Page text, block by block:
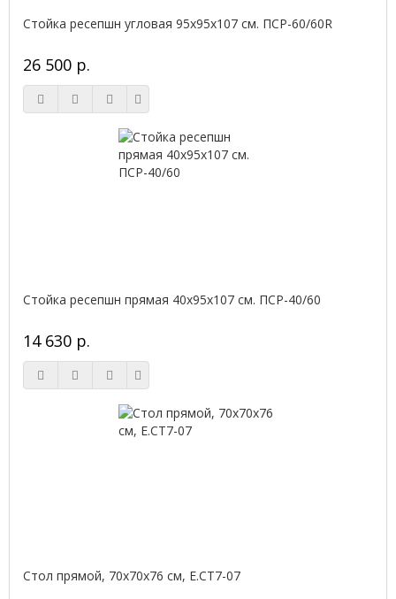
Стойка ресепшн угловая 95х95х107 см. ПСР-60/60R
26 500 р.
Стойка ресепшн прямая 40х95х107 см. ПСР-40/60
14 630 р.
Стол прямой, 70x70x76 см, Е.СТ7-07